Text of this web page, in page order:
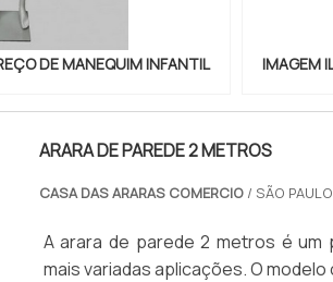
DE MANEQUIM INFANTIL IMAGEM
ARARA DE PAREDE 2 METROS
CASA DAS ARARAS COMERCIO/ SÃO
A arara de parede 2 metros é um
mais variadas aplicações. O